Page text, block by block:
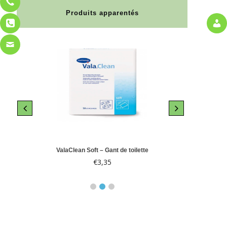
Produits apparentés
ValaClean Soft – Gant de toilette
€3,35